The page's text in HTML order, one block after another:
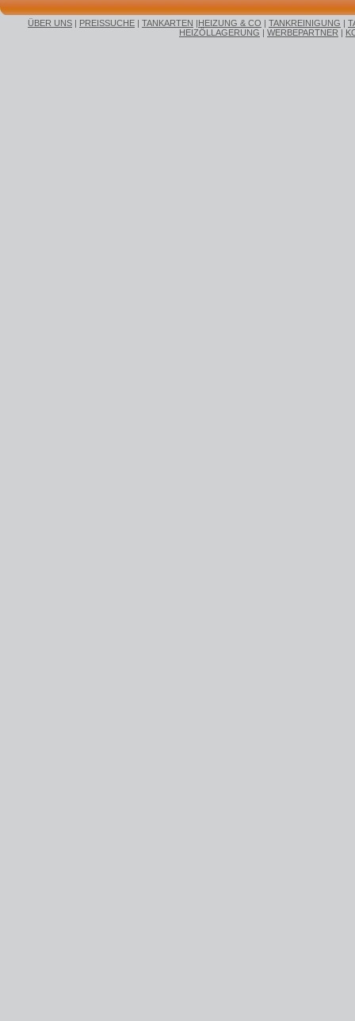
ÜBER UNS | PREISSUCHE | TANKARTEN |HEIZUNG & CO | TANKREINIGUNG |
HEIZÖLLAGERUNG | WERBEPARTNER |